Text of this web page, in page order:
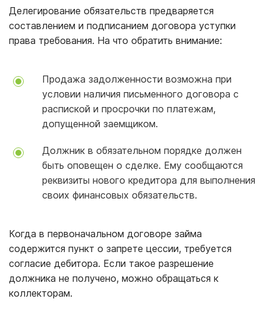
Делегирование обязательств предваряется
составлением и подписанием договора уступки
права требования. На что обратить внимание:
Продажа задолженности возможна при
условии наличия письменного договора с
распиской и просрочки по платежам,
допущенной заемщиком.
Должник в обязательном порядке должен
быть оповещен о сделке. Ему сообщаются
реквизиты нового кредитора для выполнения
своих финансовых обязательств.
Когда в первоначальном договоре займа
содержится пункт о запрете цессии, требуется
согласие дебитора. Если такое разрешение
должника не получено, можно обращаться к
коллекторам.